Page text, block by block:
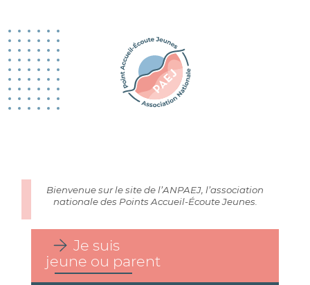
Bienvenue sur le site de l’ANPAEJ, l’association
nationale des Points Accueil-Écoute Jeunes.
Je suis
jeune ou parent